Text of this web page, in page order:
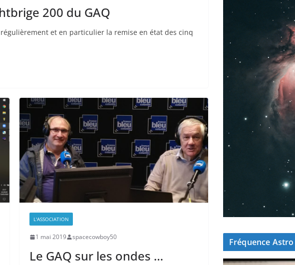
200 du GAQ
et en particulier la remise en état des cinq
L'ASSOCIATION
1 mai 2019 spacecowboy50
Le GAQ sur les ondes …
Fréquence Astro